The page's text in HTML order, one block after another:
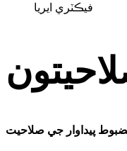
فيڪٽري ايريا
پيداوار جي صلاحيت